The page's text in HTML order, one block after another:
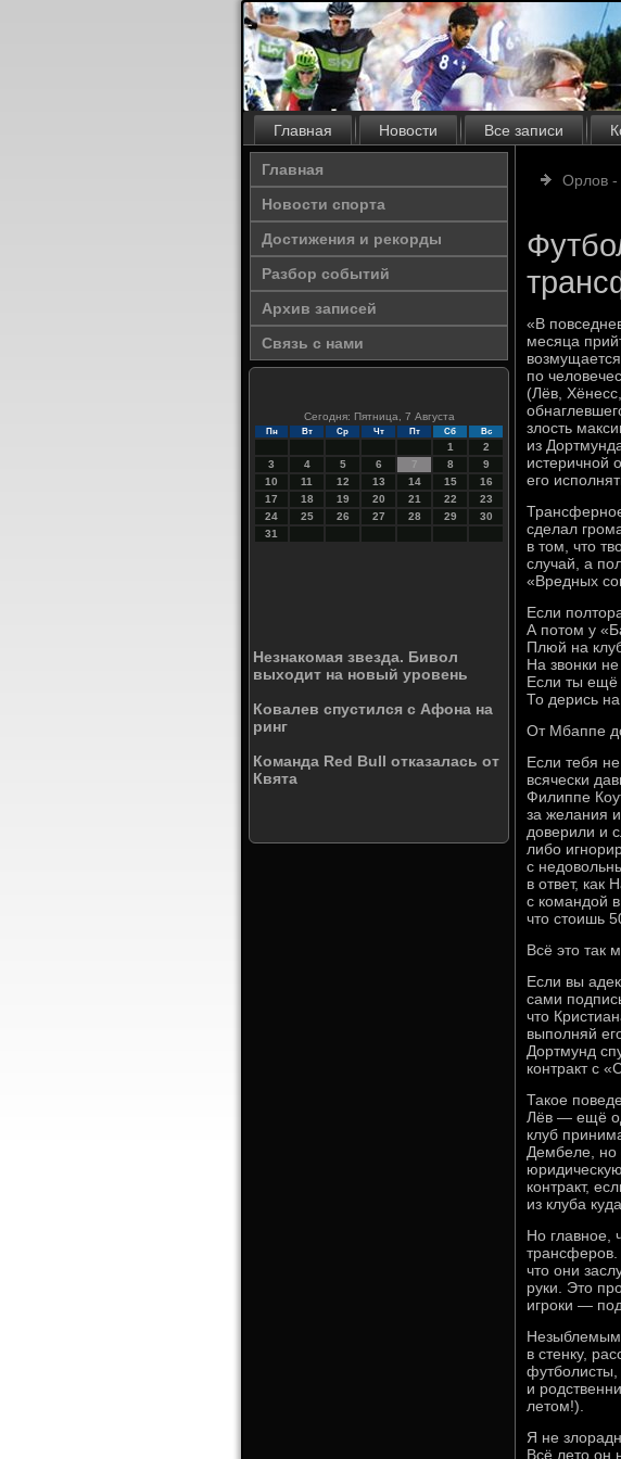
Главная Новости Все записи
Главная
Новости спорта
Достижения и рекорды
Разбор событий
Архив записей
Связь с нами
Сегодня: Пятница, 7 Августа
Пн Вт Ср Чт Пт Сб Вс
1
2
3
4 5 6 7 8
9
10
11 12 13 14 15
16
17
18 19 20 21 22
23
24
25 26 27 28 29
30
31
Незнакомая звезда. Бивол
выходит на новый уровень
Ковалев спустился с Афона на
ринг
Команда Red Bull отказалась от
Квята
Орлов -
«В
месяца
по
(Лёв,
злость
из
истеричной
его
сделал
в том, что
случай, а
«Вредных
Если
А потом у
Плюй на
На звонки
Если ты ещё
То дерись
От Мбаппе
Если тебя
всячески
Филиппе
за желания
доверили и
либо
с
в ответ, как
с командой
что стоишь
Всё это так
Если вы
сами
что
выполняй
Дортмунд
контракт с
Такое
Лёв — ещё
клуб
Дембеле, но
контракт,
из клуба
Но главное,
трансферов.
что они
руки. Это
игроки —
Незыблемым
в стенку,
футболисты,
и
летом!).
Я не
Всё лето он